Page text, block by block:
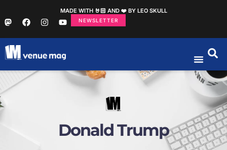
MADE WITH 🤘🏻 AND ❤️ BY LEO SKULL
NEWSLETTER
Donald Trump